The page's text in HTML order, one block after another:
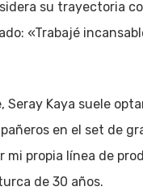
su trayectoria
«Trabajé
Seray Kaya suele
en el set de
propia línea de
de 30 años.